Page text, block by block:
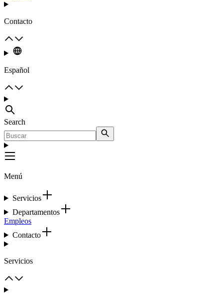
Contacto
Español
Search
Menú
Servicios
Departamentos
Empleos
Contacto
Servicios